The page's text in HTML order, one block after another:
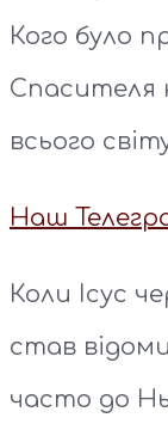
Кого було
Спасителя
всього
Наш
Коли Ісус
став
часто до